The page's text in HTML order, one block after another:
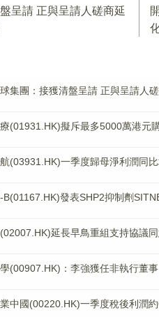
呈請 正與呈請人磋商延
集團：接獲清盤呈請 正與呈請人
(01931.HK)擬斥最多5000萬港元
(03931.HK)一季度歸母淨利潤同
B(01167.HK)發表SHP2抑制劑
延長早鳥重組支持協議
(00907.HK)：李強獲任非執行董事
中國(00220.HK)一季度稅後利潤